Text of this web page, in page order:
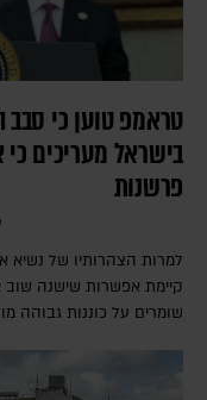
טראמפ טוען כי
בישראל מעריכים
פרשנות
למרות הצהרותיו של נשיא
קיימת אפשרות שישנה שוב
שומרים על כוננות גבוהה